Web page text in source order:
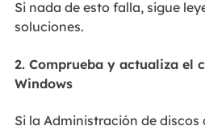
Si nada de esto falla, sigue
soluciones.
2. Comprueba y actualiza el
Windows
Si la Administración de discos